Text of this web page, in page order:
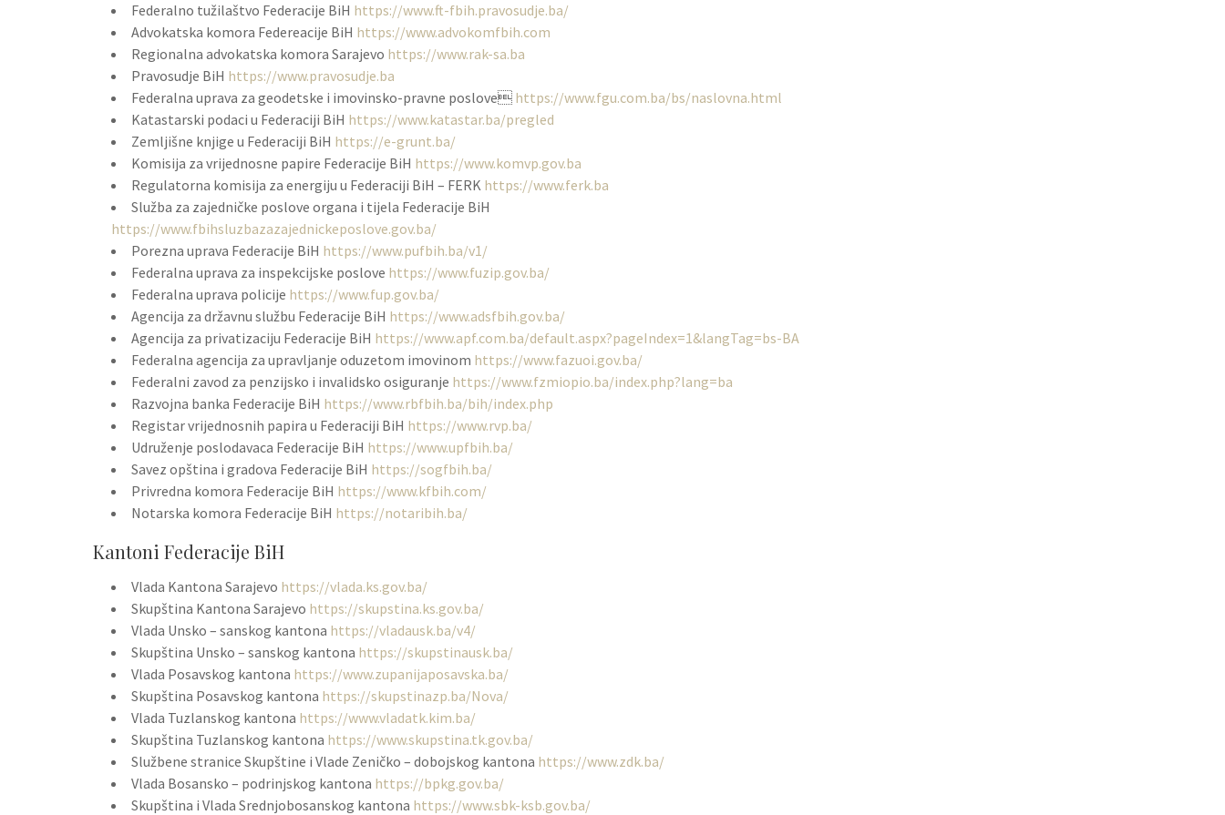
Federalno tužilaštvo Federacije BiH https://www.ft-fbih.pravosudje.ba/
Advokatska komora Federeacije BiH https://www.advokomfbih.com
Regionalna advokatska komora Sarajevo https://www.rak-sa.ba
Pravosudje BiH https://www.pravosudje.ba
Federalna uprava za geodetske i imovinsko-pravne poslove https://www.fgu.com.ba/bs/naslovna.html
Katastarski podaci u Federaciji BiH https://www.katastar.ba/pregled
Zemljišne knjige u Federaciji BiH https://e-grunt.ba/
Komisija za vrijednosne papire Federacije BiH https://www.komvp.gov.ba
Regulatorna komisija za energiju u Federaciji BiH – FERK https://www.ferk.ba
Služba za zajedničke poslove organa i tijela Federacije BiH
https://www.fbihsluzbazazajednickeposlove.gov.ba/
Porezna uprava Federacije BiH https://www.pufbih.ba/v1/
Federalna uprava za inspekcijske poslove https://www.fuzip.gov.ba/
Federalna uprava policije https://www.fup.gov.ba/
Agencija za državnu službu Federacije BiH https://www.adsfbih.gov.ba/
Agencija za privatizaciju Federacije BiH https://www.apf.com.ba/default.aspx?pageIndex=1&langTag=bs-BA
Federalna agencija za upravljanje oduzetom imovinom https://www.fazuoi.gov.ba/
Federalni zavod za penzijsko i invalidsko osiguranje https://www.fzmiopio.ba/index.php?lang=ba
Razvojna banka Federacije BiH https://www.rbfbih.ba/bih/index.php
Registar vrijednosnih papira u Federaciji BiH https://www.rvp.ba/
Udruženje poslodavaca Federacije BiH https://www.upfbih.ba/
Savez opština i gradova Federacije BiH https://sogfbih.ba/
Privredna komora Federacije BiH https://www.kfbih.com/
Notarska komora Federacije BiH https://notaribih.ba/
Kantoni Federacije BiH
Vlada Kantona Sarajevo https://vlada.ks.gov.ba/
Skupština Kantona Sarajevo https://skupstina.ks.gov.ba/
Vlada Unsko – sanskog kantona https://vladausk.ba/v4/
Skupština Unsko – sanskog kantona https://skupstinausk.ba/
Vlada Posavskog kantona https://www.zupanijaposavska.ba/
Skupština Posavskog kantona https://skupstinazp.ba/Nova/
Vlada Tuzlanskog kantona https://www.vladatk.kim.ba/
Skupština Tuzlanskog kantona https://www.skupstina.tk.gov.ba/
Službene stranice Skupštine i Vlade Zeničko – dobojskog kantona https://www.zdk.ba/
Vlada Bosansko – podrinjskog kantona https://bpkg.gov.ba/
Skupština i Vlada Srednjobosanskog kantona https://www.sbk-ksb.gov.ba/